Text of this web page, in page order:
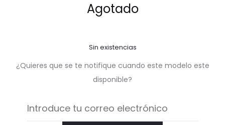
Agotado
Sin existencias
¿Quieres que se te notifique cuando este modelo este
disponible?